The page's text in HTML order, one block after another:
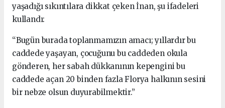
yaşadığı sıkıntılara dikkat çeken İnan, şu ifadeleri
kullandı:
“Bugün burada toplanmamızın amacı; yıllardır bu
caddede yaşayan, çocuğunu bu caddeden okula
gönderen, her sabah dükkanının kepengini bu
caddede açan 20 binden fazla Florya halkının sesini
bir nebze olsun duyurabilmektir.”